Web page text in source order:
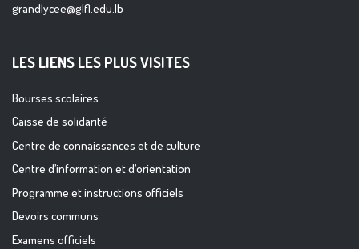
grandlycee@glfl.edu.lb
LES LIENS LES PLUS VISITES
Bourses scolaires
Caisse de solidarité
Centre de connaissances et de culture
Centre d’information et d’orientation
Programme et instructions officiels
Devoirs communs
Examens officiels